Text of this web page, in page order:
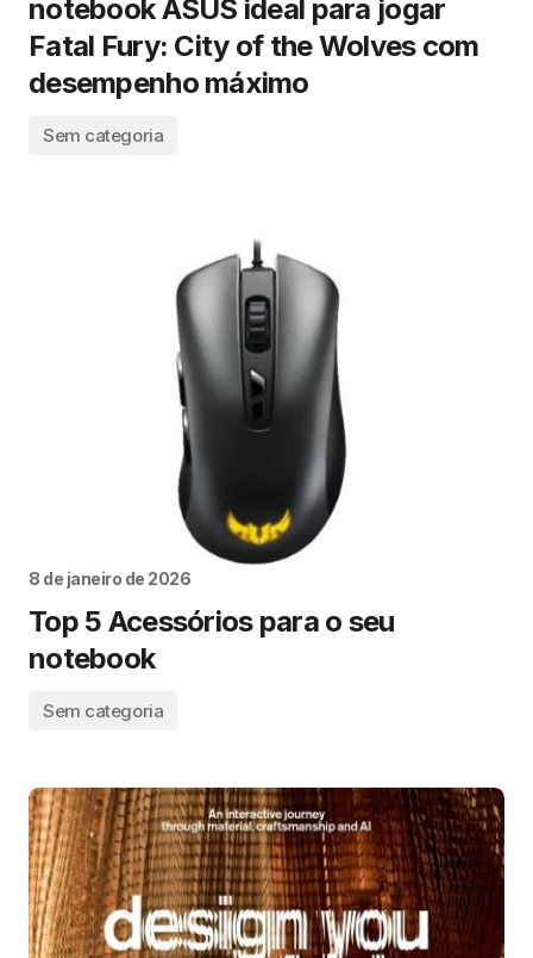
notebook ASUS ideal para jogar
Fatal Fury: City of the Wolves com
desempenho máximo
Sem categoria
8 de janeiro de 2026
Top 5 Acessórios para o seu
notebook
Sem categoria